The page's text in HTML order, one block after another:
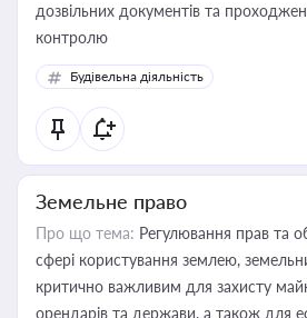
дозвільних документів та
контролю
Будівельна діяльність
Земельне право
Про що тема: Регулювання прав та
сфері користування землею,
критично важливим для захисту
орендарів та держави, а також для